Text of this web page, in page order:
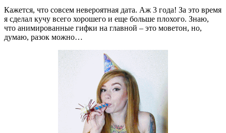
Кажется, что совсем невероятная дата. Аж 3 года! За это время
я сделал кучу всего хорошего и еще больше плохого. Знаю,
что анимированные гифки на главной – это моветон, но,
думаю, разок можно…